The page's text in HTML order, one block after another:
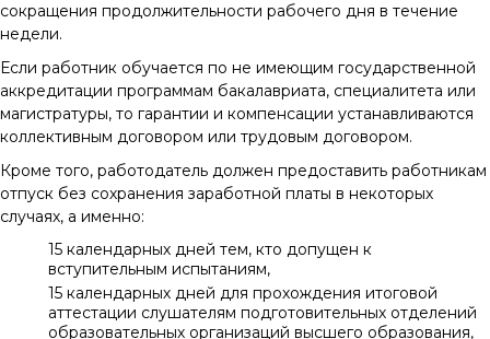
сокращения продолжительности рабочего дня в течение
недели.
Если работник обучается по не имеющим государственной
аккредитации программам бакалавриата, специалитета или
магистратуры, то гарантии и компенсации устанавливаются
коллективным договором или трудовым договором.
Кроме того, работодатель должен предоставить работникам
отпуск без сохранения заработной платы в некоторых
случаях, а именно:
15 календарных дней тем, кто допущен к
вступительным испытаниям,
15 календарных дней для прохождения итоговой
аттестации слушателям подготовительных отделений
образовательных организаций высшего образования,